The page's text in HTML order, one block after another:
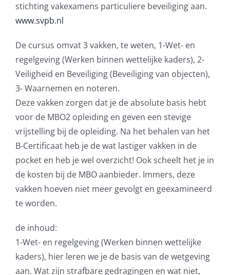
stichting vakexamens particuliere beveiliging aan.
www.svpb.nl
De cursus omvat 3 vakken, te weten, 1-Wet- en
regelgeving (Werken binnen wettelijke kaders), 2-
Veiligheid en Beveiliging (Beveiliging van objecten),
3- Waarnemen en noteren.
Deze vakken zorgen dat je de absolute basis hebt
voor de MBO2 opleiding en geven een stevige
vrijstelling bij de opleiding. Na het behalen van het
B-Certificaat heb je de wat lastiger vakken in de
pocket en heb je wel overzicht! Ook scheelt het je in
de kosten bij de MBO aanbieder. Immers, deze
vakken hoeven niet meer gevolgt en geexamineerd
te worden.
de inhoud:
1-Wet- en regelgeving (Werken binnen wettelijke
kaders), hier leren we je de basis van de wetgeving
aan. Wat zijn strafbare gedragingen en wat niet,